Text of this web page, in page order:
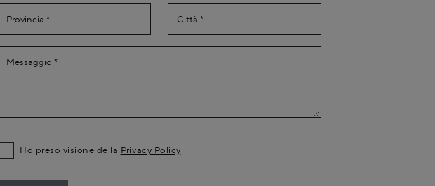
Ho preso visione della Privacy Policy